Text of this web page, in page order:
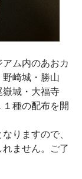
ム内のあおカ
崎城・勝山
城・大福寺
種の配布を開
りますので、
ません。ご了